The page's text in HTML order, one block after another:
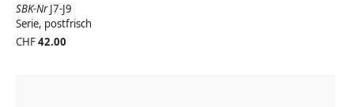
SBK-NrJ7-J9
Serie, postfrisch
CHF42.00